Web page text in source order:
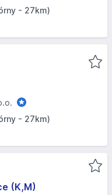
- 27km)
- 27km)
(K,M)